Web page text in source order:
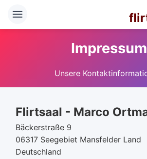
Impressum
Unsere
Flirtsaal - Marco
Bäckerstraße 9
06317 Seegebiet Mansfelder Land
Deutschland